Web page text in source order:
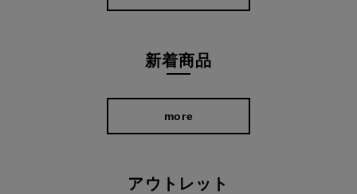
新着商品
more
アウトレット